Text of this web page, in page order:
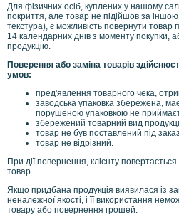
Для фізичних осіб, куплених у нашому
покриття, але товар не підійшов за
текстура), є можливість повернути товар
14 календарних днів з моменту покупки,
продукцію.
Поверення або заміна товарів
умов:
пред'явлення товарного чека,
заводська упаковка збережена,
порушеною упаковкою не
збережений товарний вид
товар не був поставлений під
товар не відрізний.
При дії повернення, клієнту
товар.
Якщо придбана продукція виявилася із
неналежної якості, і її використання
товару або повернення грошей.